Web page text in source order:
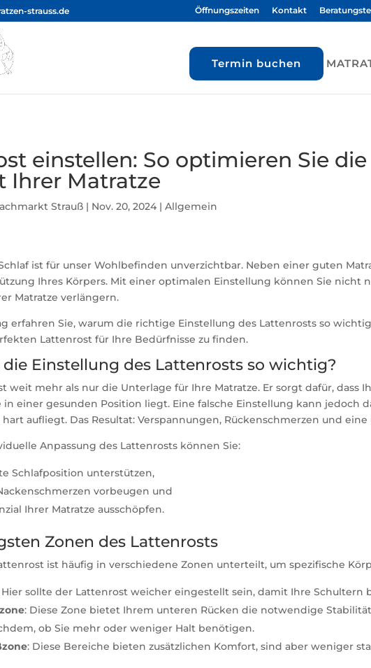
strauss.de Öffnungszeiten Kontakt
Termin buchen
einstellen: So optimieren Sie
Ihrer Matratze
Strauß | Nov. 20, 2024 |Allgemein
ist für unser Wohlbefinden unverzichtbar. Neben einer guten
Ihres Körpers. Mit einer optimalen Einstellung können Sie nicht
Matratze verlängern.
erfahren Sie, warum die richtige Einstellung des Lattenrosts so
Lattenrost für Ihre Bedürfnisse zu finden.
Einstellung des Lattenrosts so wichtig?
weit mehr als nur die Unterlage für Ihre Matratze. Er sorgt dafür, dass
in einer gesunden Position liegt. Eine falsche Einstellung kann jedoch
aufliegt. Das Resultat: Verspannungen, Rückenschmerzen und
Anpassung des Lattenrosts können Sie:
Schlafposition unterstützen,
vorbeugen und
Ihrer Matratze ausschöpfen.
Zonen des Lattenrosts
ist häufig in verschiedene Zonen unterteilt, um spezifische
Hier sollte der Lattenrost weicher eingestellt sein, damit Ihre
: Diese Zone bietet Ihrem unteren Rücken die notwendige
ob Sie mehr oder weniger Halt benötigen.
: Diese Bereiche bieten zusätzlichen Komfort, sind aber weniger